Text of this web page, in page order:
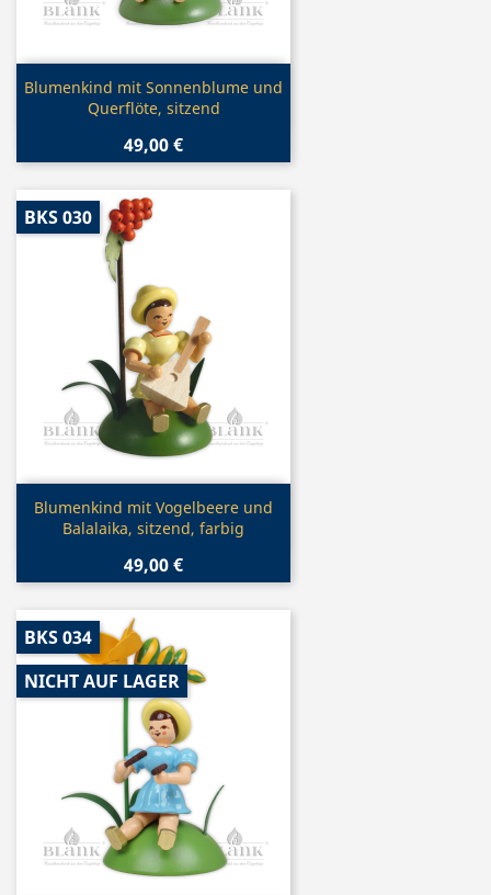
Vorschau
Blumenkind mit Sonnenblume und
Querflöte, sitzend
49,00 €
 Vorschau
Blumenkind mit Vogelbeere und
Balalaika, sitzend, farbig
49,00 €
BKS 030
BKS 034
NICHT AUF LAGER